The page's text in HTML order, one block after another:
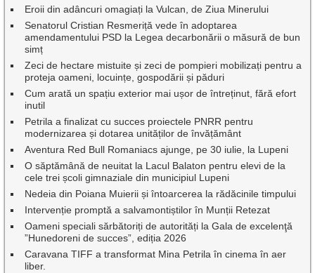
Eroii din adâncuri omagiați la Vulcan, de Ziua Minerului
Senatorul Cristian Resmeriță vede în adoptarea
amendamentului PSD la Legea decarbonării o măsură de bun
simț
Zeci de hectare mistuite și zeci de pompieri mobilizați pentru a
proteja oameni, locuințe, gospodării și păduri
Cum arată un spațiu exterior mai ușor de întreținut, fără efort
inutil
Petrila a finalizat cu succes proiectele PNRR pentru
modernizarea și dotarea unităților de învățământ
Aventura Red Bull Romaniacs ajunge, pe 30 iulie, la Lupeni
O săptămână de neuitat la Lacul Balaton pentru elevi de la
cele trei școli gimnaziale din municipiul Lupeni
Nedeia din Poiana Muierii și întoarcerea la rădăcinile timpului
Intervenție promptă a salvamontiștilor în Munții Retezat
Oameni speciali sărbătoriți de autorități la Gala de excelenţă
”Hunedoreni de succes”, ediția 2026
Caravana TIFF a transformat Mina Petrila în cinema în aer
liber.